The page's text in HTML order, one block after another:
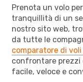
Prenota un volo
tranquillità di un
nostro sito web,
da tutte le
comparatore di
confrontare prezzi
facile, veloce e